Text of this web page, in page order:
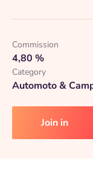
Commission
4,80 %
Category
Automoto &
Join in